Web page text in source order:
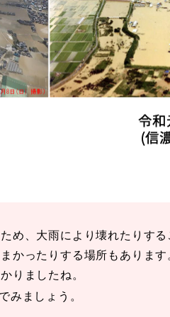
め、大雨により壊れたりす
かったりする場所もありま
りましたね。
みましょう。